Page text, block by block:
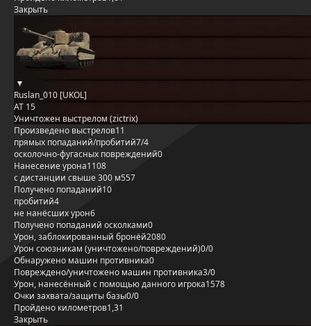
Закрыть
Ruslan_010 [UKOL]
AT 15
Уничтожен выстрелом (zictrix)
Произведено выстрелов11
прямых попаданий/пробитий7/4
осколочно-фугасных повреждений0
Нанесение урона1108
с дистанции свыше 300 м557
Получено попаданий10
пробитий4
не нанёсших урон6
Получено попаданий осколками0
Урон, заблокированный бронёй2080
Урон союзникам (уничтожено/повреждений)0/0
Обнаружено машин противника0
Повреждено/уничтожено машин противника3/0
Урон, нанесённый с помощью данного игрока1578
Очки захвата/защиты базы0/0
Пройдено километров1,31
Закрыть